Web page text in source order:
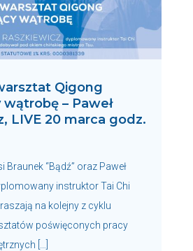
Qigong
– Paweł
LIVE 20 marca godz.
Braunek “Bądź” oraz Paweł
instruktor Tai Chi
na kolejny z cyklu
poświęconych pracy
[…]